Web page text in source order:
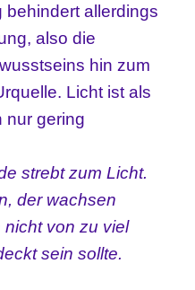
behindert allerdings
also die
hin zum
Licht ist als
nur gering
strebt zum Licht.
der wachsen
von zu viel
sein sollte.